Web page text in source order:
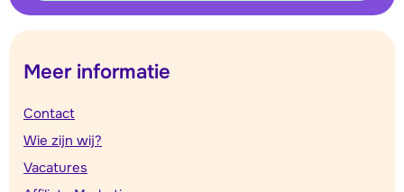
Meer informatie
Contact
Wie zijn wij?
Vacatures